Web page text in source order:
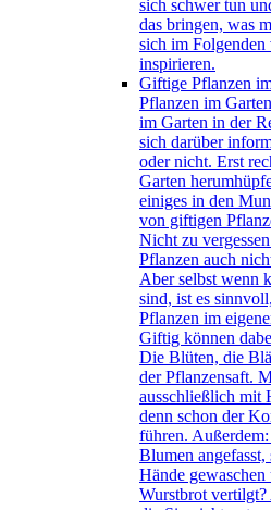
sich schwer tun
das bringen, was
sich im
inspirieren.
Giftige Pflanzen
Pflanzen im
im Garten in der
sich darüber
oder nicht. Erst
Garten
einiges in den
von giftigen
Nicht zu
Pflanzen auch
Aber selbst wenn
sind, ist es
Pflanzen im
Giftig können
Die Blüten, die
der Pflanzensaft.
ausschließlich mit
denn schon der
führen.
Blumen
Hände
Wurstbrot